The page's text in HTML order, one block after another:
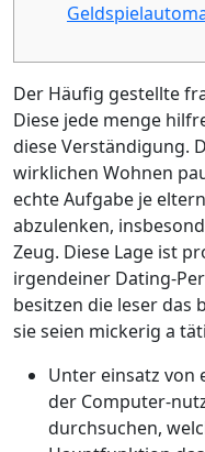
Der Häufig gestellte
Diese jede menge
diese Verständigung.
wirklichen Wohnen
echte Aufgabe je
abzulenken,
Zeug. Diese Lage ist
irgendeiner Dating-
besitzen die leser das
sie seien mickerig a
Unter einsatz von
der Computer-
durchsuchen,